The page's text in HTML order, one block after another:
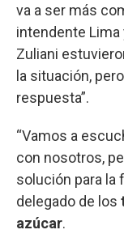
va a ser más
intendente Lima
Zuliani
la situación,
respuesta”.
“Vamos a
con nosotros,
solución para la
delegado de los
azúcar.